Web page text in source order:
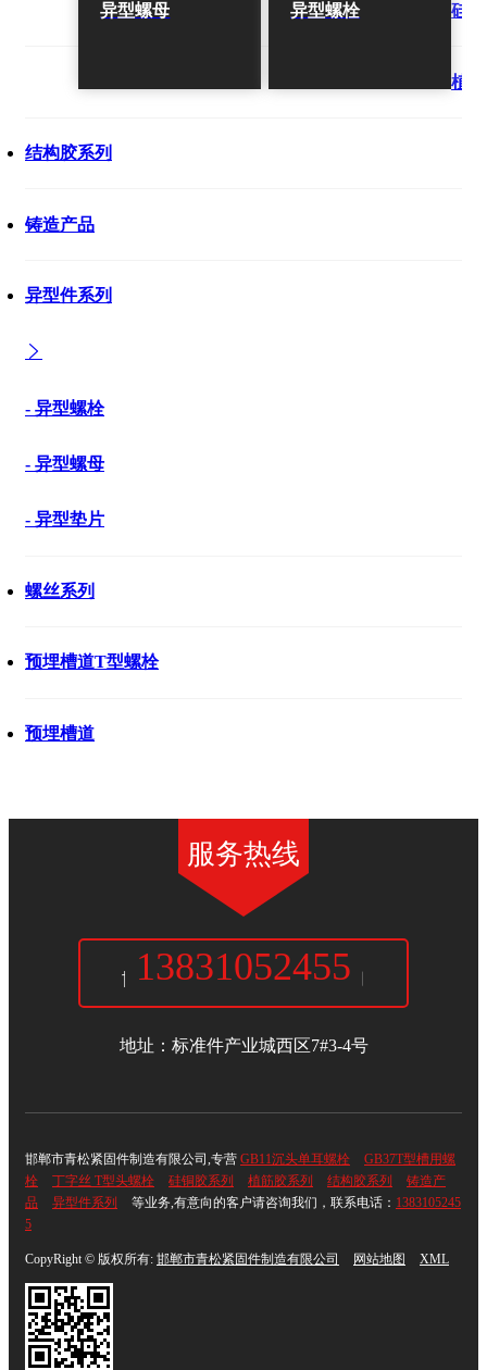
异型螺母 异型螺栓 硅
植
结构胶系列
铸造产品
异型件系列
- 异型螺栓
- 异型螺母
- 异型垫片
螺丝系列
预埋槽道T型螺栓
预埋槽道
服务热线
邯郸市青松紧固件制造有限公司
13831052455
地址：标准件产业城西区7#3-4号
邯郸市青松紧固件制造有限公司,专营 GB11沉头单耳螺栓
GB37T型槽用螺
栓
丁字丝 T型头螺栓 硅铜胶系列 植筋胶系列 结构胶系列
铸造产
品
异型件系列 等业务,有意向的客户请咨询我们，联系电话： 1383105245
5
CopyRight © 版权所有: 邯郸市青松紧固件制造有限公司 网站地图 XML